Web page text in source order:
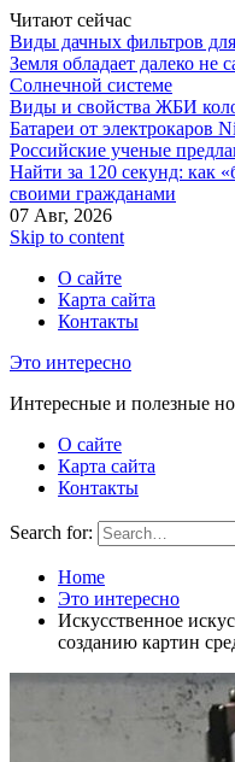
Читают сейчас
Виды дачных фильтров
Земля обладает далеко
Солнечной системе
Виды и свойства ЖБИ
Батареи от электрокаров
Российские ученые
Найти за 120 секунд: как
своими гражданами
07 Авг, 2026
Skip to content
О сайте
Карта сайта
Контакты
Это интересно
Интересные и полезные
О сайте
Карта сайта
Контакты
Search for:
Home
Это интересно
Искусственное
созданию картин